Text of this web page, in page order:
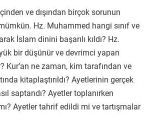
ve dışından birçok sorunun
Hz. Muhammed hangi sınıf ve
İslam dinini başarılı kıldı? Hz.
bir düşünür ve devrimci yapan
Kur’an ne zaman, kim tarafından ve
kitaplaştırıldı? Ayetlerinin gerçek
saptandı? Ayetler toplanırken
mı? Ayetler tahrif edildi mi ve tartışmalar